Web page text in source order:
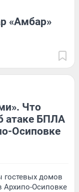
«Амбар»
Что
атаке БПЛА
Осиповке
гостевых домов
Архипо-Осиповке